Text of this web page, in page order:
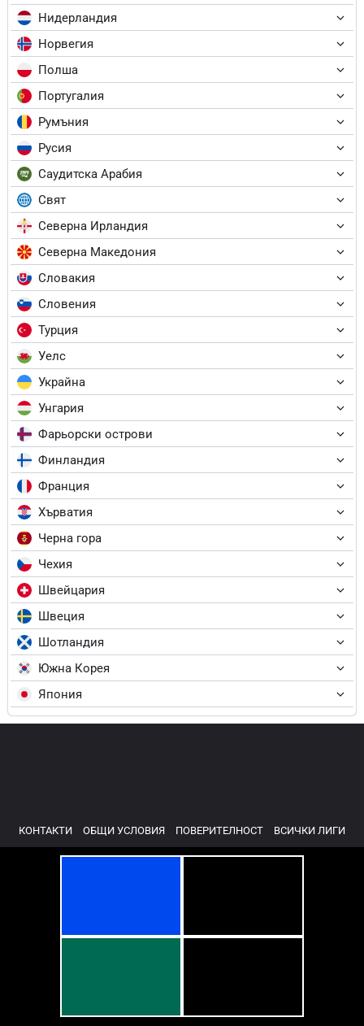
Нидерландия
Норвегия
Полша
Португалия
Румъния
Русия
Саудитска Арабия
Свят
Северна Ирландия
Северна Македония
Словакия
Словения
Турция
Уелс
Украйна
Унгария
Фарьорски острови
Финландия
Франция
Хърватия
Черна гора
Чехия
Швейцария
Швеция
Шотландия
Южна Корея
Япония
КОНТАКТИ ОБЩИ УСЛОВИЯ ПОВЕРИТЕЛНОСТ ВСИЧКИ ЛИГИ